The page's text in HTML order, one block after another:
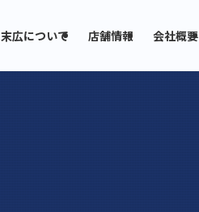
末広について 店舗情報 会社概要